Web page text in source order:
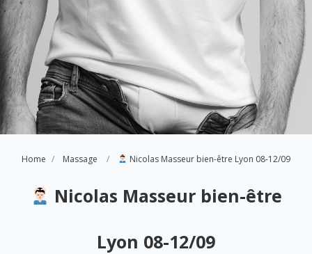
Home Massage Nicolas Masseur bien-être Lyon 08-12/09
Nicolas Masseur bien-être
Lyon 08-12/09